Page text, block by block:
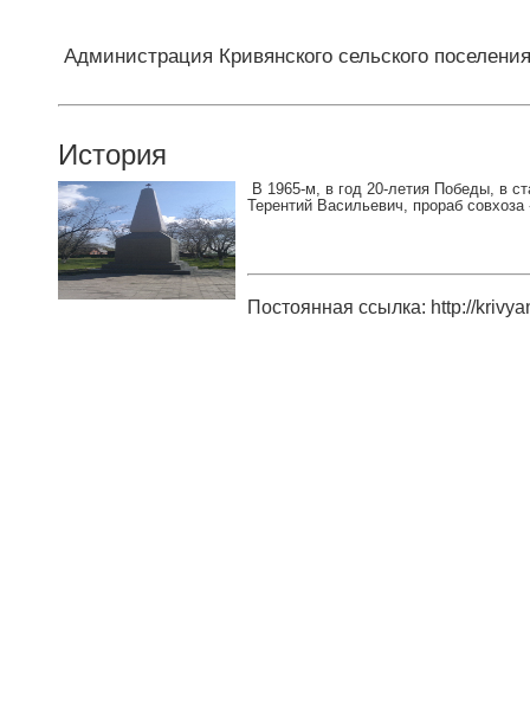
Администрация Кривянского сельского поселения
История
В 1965-м, в год 20-летия Победы, в
Терентий Васильевич, прораб
Постоянная ссылка: http://